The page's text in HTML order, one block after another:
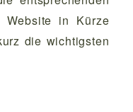
Website in Kürze
die wichtigsten